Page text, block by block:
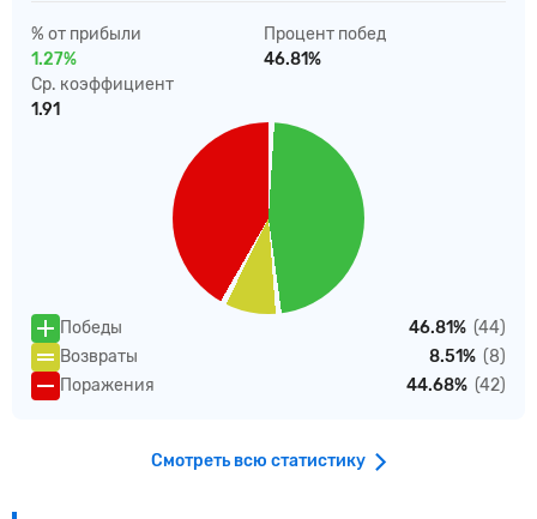
% от прибыли
1.27%
Процент побед
46.81%
Ср. коэффициент
1.91
Победы 46.81% (44)
Возвраты
8.51% (8)
Поражения
44.68% (42)
Смотреть всю статистику